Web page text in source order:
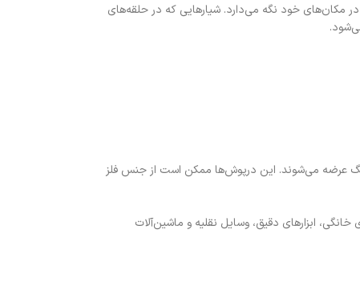
مکان‌های خود نگه می‌دارد. شیارهایی که در حلقه‌های
عرضه می‌شوند. این درپوش‌ها ممکن است از جنس فلز
ابزارهای دقیق، وسایل نقلیه و ماشین‌آلات